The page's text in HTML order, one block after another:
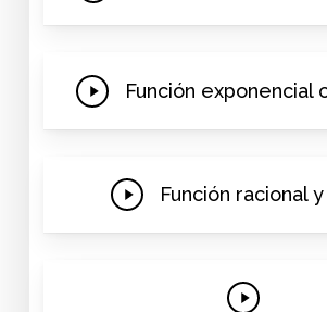
Play
Función exponencial
Play
Función racional
Play